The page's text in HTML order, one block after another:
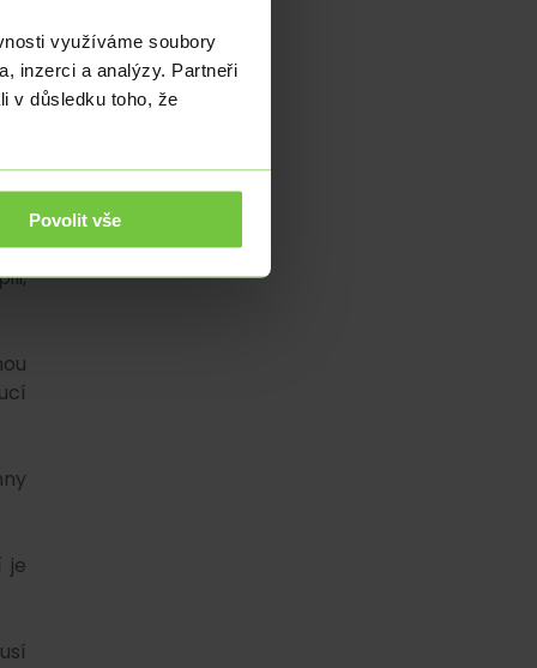
využíváme soubory
inzerci a analýzy. Partneři
v důsledku toho, že
Povolit vše
je